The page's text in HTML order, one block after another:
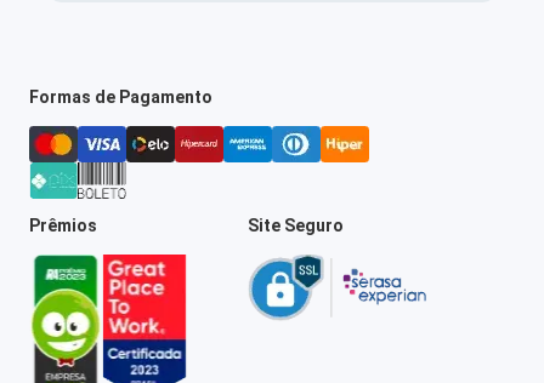
Formas de Pagamento
Prêmios Site Seguro